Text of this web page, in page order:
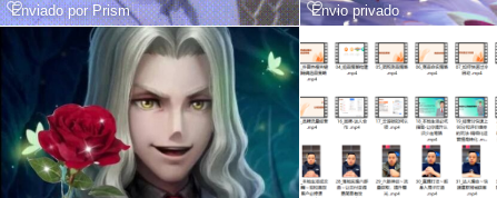
Enviado porPrism Envio privado